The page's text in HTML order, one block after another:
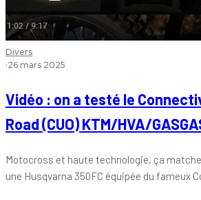
Divers
·26 mars 2025
Vidéo : on a testé le
Road (CUO) KTM/HVA/
Motocross et haute technologie, ça
une Husqvarna 350FC équipée du fameux